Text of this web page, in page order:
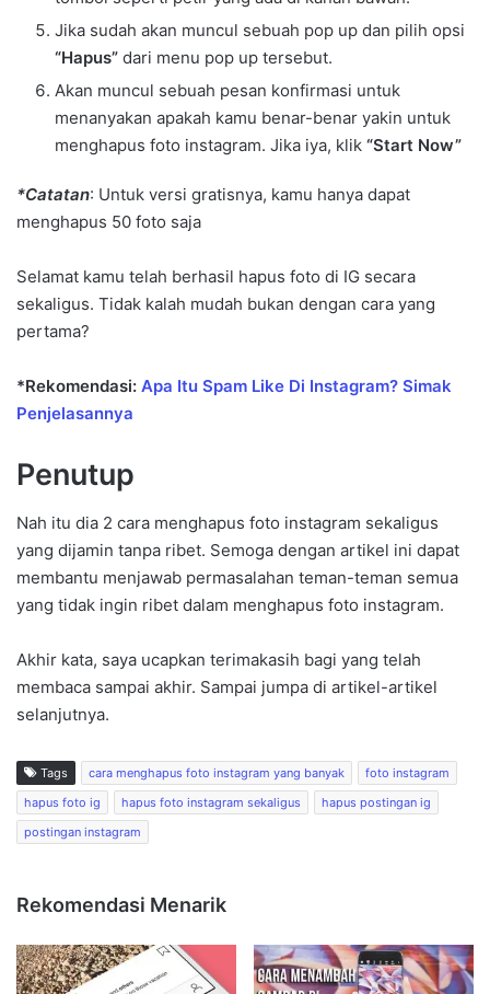
Jika sudah akan muncul sebuah pop up dan pilih opsi
“Hapus” dari menu pop up tersebut.
Akan muncul sebuah pesan konfirmasi untuk
menanyakan apakah kamu benar-benar yakin untuk
menghapus foto instagram. Jika iya, klik “Start Now”
*Catatan: Untuk versi gratisnya, kamu hanya dapat
menghapus 50 foto saja
Selamat kamu telah berhasil hapus foto di IG secara
sekaligus. Tidak kalah mudah bukan dengan cara yang
pertama?
*Rekomendasi: Apa Itu Spam Like Di Instagram? Simak
Penjelasannya
Penutup
Nah itu dia 2 cara menghapus foto instagram sekaligus
yang dijamin tanpa ribet. Semoga dengan artikel ini dapat
membantu menjawab permasalahan teman-teman semua
yang tidak ingin ribet dalam menghapus foto instagram.
Akhir kata, saya ucapkan terimakasih bagi yang telah
membaca sampai akhir. Sampai jumpa di artikel-artikel
selanjutnya.
Tags cara menghapus foto instagram yang banyak
foto instagram
hapus foto ig
hapus foto instagram sekaligus
hapus postingan ig
postingan instagram
Rekomendasi Menarik